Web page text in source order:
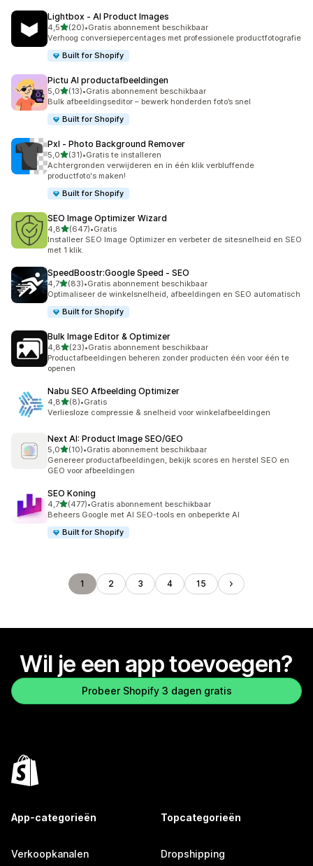
Lightbox ‑ AI Product Images
4,5van 5 sterren
(20)
20 recensies in totaal
•Gratis abonnement beschikbaar
Verhoog conversiepercentages met professionele productfotografie
Built for Shopify
Pictu AI productafbeeldingen
5,0van 5 sterren
(13)
13 recensies in totaal
•Gratis abonnement beschikbaar
Bulk afbeeldingseditor – bewerk honderden foto’s snel
Built for Shopify
Pxl ‑ Photo Background Remover
5,0van 5 sterren
(31)
31 recensies in totaal
•Gratis te installeren
Achtergronden verwijderen en in één klik verbluffende
productfoto's maken!
Built for Shopify
SEO Image Optimizer Wizard
4,8van 5 sterren
(647)
647 recensies in totaal
•Gratis
Installeer SEO Image Optimizer en verbeter de sitesnelheid en SEO
met 1 klik.
SpeedBoostr:Google Speed ‑ SEO
4,7van 5 sterren
(83)
83 recensies in totaal
•Gratis abonnement beschikbaar
Optimaliseer de winkelsnelheid, afbeeldingen en SEO automatisch
Built for Shopify
Bulk Image Editor & Optimizer
4,8van 5 sterren
(23)
23 recensies in totaal
•Gratis abonnement beschikbaar
Productafbeeldingen beheren zonder producten één voor één te
openen
Nabu SEO Afbeelding Optimizer
4,8van 5 sterren
(8)
8 recensies in totaal
•Gratis
Verliesloze compressie & snelheid voor winkelafbeeldingen
Next AI: Product Image SEO/GEO
5,0van 5 sterren
(10)
10 recensies in totaal
•Gratis abonnement beschikbaar
Genereer productafbeeldingen, bekijk scores en herstel SEO en
GEO voor afbeeldingen
SEO Koning
4,7van 5 sterren
(477)
477 recensies in totaal
•Gratis abonnement beschikbaar
Beheers Google met AI SEO-tools en onbeperkte AI
Built for Shopify
1 2 3 4 15
Wil je een app toevoegen?
Probeer Shopify 3 dagen gratis
App-categorieën
Verkoopkanalen
Topcategorieën
Dropshipping